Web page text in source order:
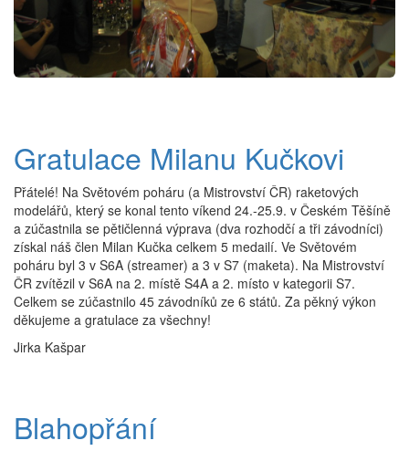
Gratulace Milanu Kučkovi
Přátelé! Na Světovém poháru (a Mistrovství ČR) raketových
modelářů, který se konal tento víkend 24.-25.9. v Českém Těšíně
a zúčastnila se pětičlenná výprava (dva rozhodčí a tři závodníci)
získal náš člen Milan Kučka celkem 5 medailí. Ve Světovém
poháru byl 3 v S6A (streamer) a 3 v S7 (maketa). Na Mistrovství
ČR zvítězil v S6A na 2. místě S4A a 2. místo v kategorii S7.
Celkem se zúčastnilo 45 závodníků ze 6 států. Za pěkný výkon
děkujeme a gratulace za všechny!
Jirka Kašpar
Blahopřání